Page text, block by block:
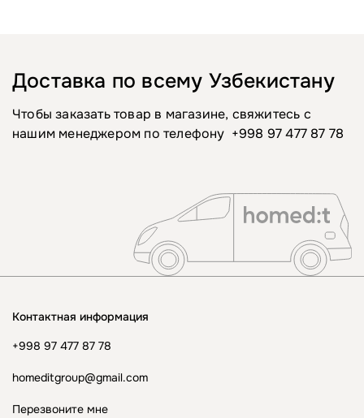
Доставка по всему Узбекистану
Чтобы заказать товар в магазине, свяжитесь с
нашим менеджером по телефону +998 97 477 87 78
Контактная информация
+998 97 477 87 78
homeditgroup@gmail.com
Перезвоните мне